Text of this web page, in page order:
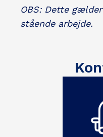
OBS: Dette
stående arbejde.